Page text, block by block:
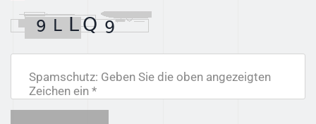
Spamschutz: Geben Sie die oben angezeigten
Zeichen ein *